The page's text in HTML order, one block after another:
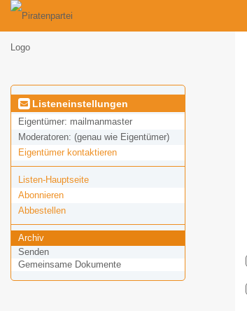
Listeneinstellungen
Eigentümer: mailmanmaster
Moderatoren: (genau wie Eigentümer)
Eigentümer kontaktieren
Listen-Hauptseite
Abonnieren
Abbestellen
Archiv
Senden
Gemeinsame Dokumente